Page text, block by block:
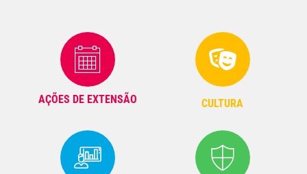
AÇÕES DE EXTENSÃO CULTURA